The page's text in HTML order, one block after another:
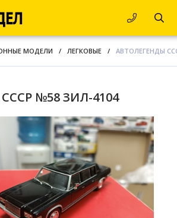
МОДЕЛИ / ЛЕГКОВЫЕ / АВТОЛЕГЕНДЫ
№58 ЗИЛ-4104